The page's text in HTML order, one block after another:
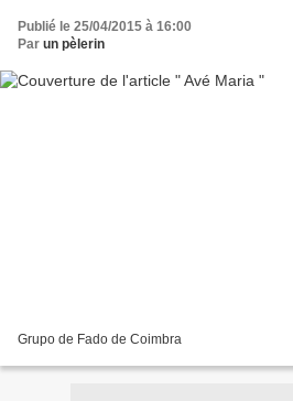
Publié le 25/04/2015 à 16:00
Par un pèlerin
Grupo de Fado de Coimbra